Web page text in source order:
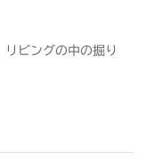
ビングの中の掘り